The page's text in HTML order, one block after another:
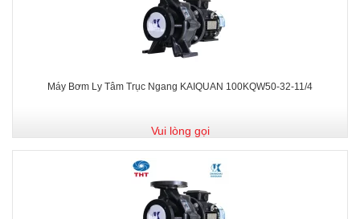
Máy Bơm Ly Tâm Trục Ngang KAIQUAN 100KQW50-32-11/4
Vui lòng gọi